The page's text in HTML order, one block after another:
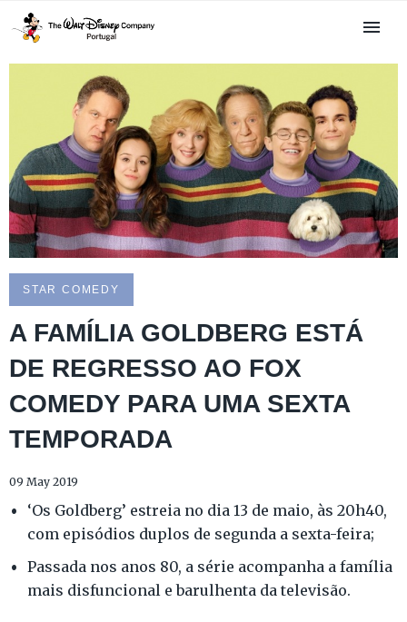
STAR COMEDY
A FAMÍLIA GOLDBERG ESTÁ
DE REGRESSO AO FOX
COMEDY PARA UMA SEXTA
TEMPORADA
09 May 2019
‘Os Goldberg’ estreia no dia 13 de maio, às 20h40,
com episódios duplos de segunda a sexta-feira;
Passada nos anos 80, a série acompanha a família
mais disfuncional e barulhenta da televisão.